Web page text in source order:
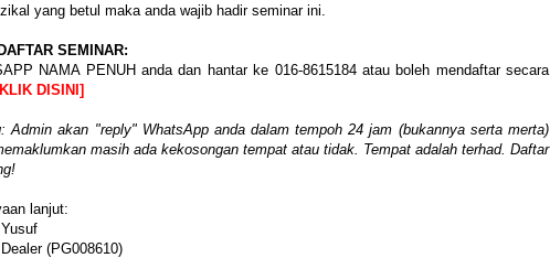
yang betul maka anda wajib hadir seminar ini.
SEMINAR:
NAMA PENUH anda dan hantar ke 016-8615184 atau boleh mendaftar secara
DISINI]
Admin akan "reply" WhatsApp anda dalam tempoh 24 jam (bukannya serta merta)
masih ada kekosongan tempat atau tidak. Tempat adalah terhad. Daftar
lanjut:
(PG008610)